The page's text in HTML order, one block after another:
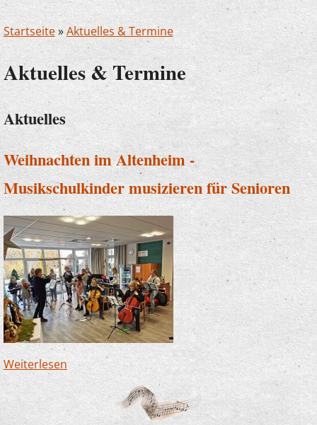
Startseite»Aktuelles & Termine
Aktuelles & Termine
Aktuelles
Weihnachten im Altenheim -
Musikschulkinder musizieren für Senioren
Weiterlesen über Weihnachten im Altenheim -
Musikschulkinder musizieren für Senioren